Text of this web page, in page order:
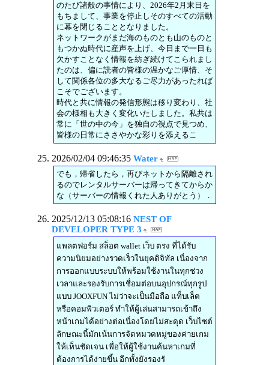
のたび諸般の事情により、2026年2月末日を
もちまして、事業を停止しそのすべての活動
に幕を閉じることとなりました。
ネットワークがまだ海のものとも山のものと
もつかぬ時代に産声を上げ、今日まで一日も
欠かすことなく情報を紡ぎ続けてこられまし
たのは、偏に読者の皆様の温かなご厚情、そ
して関係各位の多大なるご尽力があったれば
こそでございます。
時代と共に情報の発信形態は移り変わり、社
会の様相も大きく変化いたしました。私共は
常に「世の中の今」を独自の視点で見つめ、
皆様の日常にささやかな彩りを添えるこ
2026/02/04 09:46:35 Water
でも，帰省したら，再びネットから隔離され
るのでレンタルサーバーは帰ってきてからか
な（サーバーの情報くれた人ありがとう）．
2025/12/13 05:08:16 NEST OF
DEVELOPER TYPE 3
แพลตฟอร์ม สล็อต wallet เว็บ ตรง ที่ได้รับ
ความนิยมอย่างรวดเร็วในยุคดิจิทัล เนื่องจาก
การออกแบบระบบให้พร้อมใช้งานในทุกช่วง
เวลาและรองรับการเชื่อมต่อบนอุปกรณ์ทุกรูป
แบบ JOOXFUN ไม่ว่าจะเป็นมือถือ แท็บเล็ต
หรือคอมพิวเตอร์ ทำให้ผู้เล่นสามารถเข้าถึง
หน้าเกมได้อย่างต่อเนื่องโดยไม่สะดุด เว็บไซต์
ลักษณะนี้มักเน้นการจัดหมวดหมู่ของค่ายเกม
ให้เห็นชัดเจน เพื่อให้ผู้ใช้งานค้นหาเกมที่
ต้องการได้ง่ายขึ้น อีกทั้งยังรองรั